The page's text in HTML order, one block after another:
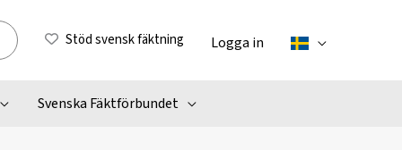
Stöd svensk fäktning Logga in
Svenska Fäktförbundet